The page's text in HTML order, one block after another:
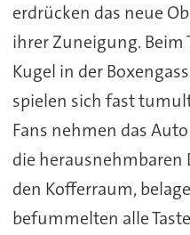
erdrücken das neue
ihrer Zuneigung. Beim
Kugel in der
spielen sich fast
Fans nehmen das
die herausnehmbaren
den Kofferraum,
befummelten alle